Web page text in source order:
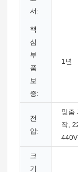
서:
핵
심
부
품
보
증:
1년
전
압:
맞춤
작,
440V
크
기